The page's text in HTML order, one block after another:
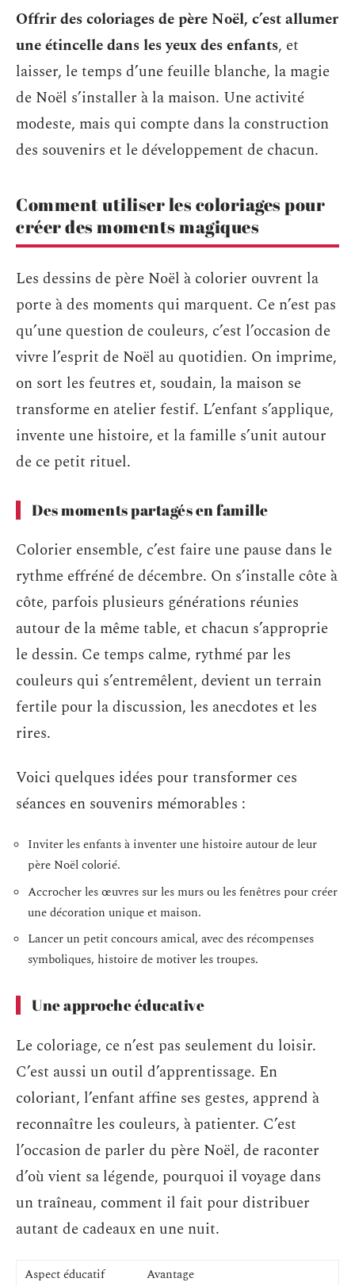
Offrir des coloriages de père Noël, c’est allumer
une étincelle dans les yeux des enfants, et
laisser, le temps d’une feuille blanche, la magie
de Noël s’installer à la maison. Une activité
modeste, mais qui compte dans la construction
des souvenirs et le développement de chacun.
Comment utiliser les coloriages pour
créer des moments magiques
Les dessins de père Noël à colorier ouvrent la
porte à des moments qui marquent. Ce n’est pas
qu’une question de couleurs, c’est l’occasion de
vivre l’esprit de Noël au quotidien. On imprime,
on sort les feutres et, soudain, la maison se
transforme en atelier festif. L’enfant s’applique,
invente une histoire, et la famille s’unit autour
de ce petit rituel.
Des moments partagés en famille
Colorier ensemble, c’est faire une pause dans le
rythme effréné de décembre. On s’installe côte à
côte, parfois plusieurs générations réunies
autour de la même table, et chacun s’approprie
le dessin. Ce temps calme, rythmé par les
couleurs qui s’entremêlent, devient un terrain
fertile pour la discussion, les anecdotes et les
rires.
Voici quelques idées pour transformer ces
séances en souvenirs mémorables :
Inviter les enfants à inventer une histoire autour de leur
père Noël colorié.
Accrocher les œuvres sur les murs ou les fenêtres pour créer
une décoration unique et maison.
Lancer un petit concours amical, avec des récompenses
symboliques, histoire de motiver les troupes.
Une approche éducative
Le coloriage, ce n’est pas seulement du loisir.
C’est aussi un outil d’apprentissage. En
coloriant, l’enfant affine ses gestes, apprend à
reconnaître les couleurs, à patienter. C’est
l’occasion de parler du père Noël, de raconter
d’où vient sa légende, pourquoi il voyage dans
un traîneau, comment il fait pour distribuer
autant de cadeaux en une nuit.
Aspect éducatif Avantage